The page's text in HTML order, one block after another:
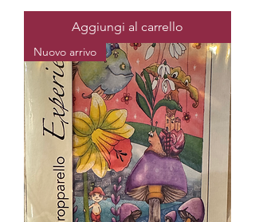
Aggiungi al carrello
Nuovo arrivo